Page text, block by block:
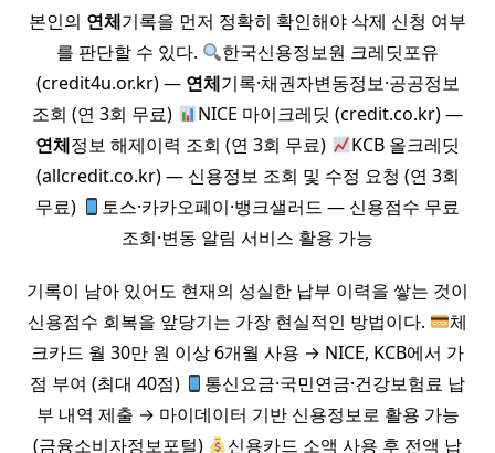
본인의 연체기록을 먼저 정확히 확인해야 삭제 신청 여부
를 판단할 수 있다.
한국신용정보원 크레딧포유
(credit4u.or.kr) — 연체기록·채권자변동정보·공공정보
조회 (연 3회 무료)
NICE 마이크레딧 (credit.co.kr) —
연체정보 해제이력 조회 (연 3회 무료)
KCB 올크레딧
(allcredit.co.kr) — 신용정보 조회 및 수정 요청 (연 3회
무료)
토스·카카오페이·뱅크샐러드 — 신용점수 무료
조회·변동 알림 서비스 활용 가능
기록이 남아 있어도 현재의 성실한 납부 이력을 쌓는 것이
신용점수 회복을 앞당기는 가장 현실적인 방법이다.
체
크카드 월 30만 원 이상 6개월 사용 → NICE, KCB에서 가
점 부여 (최대 40점)
통신요금·국민연금·건강보험료 납
부 내역 제출 → 마이데이터 기반 신용정보로 활용 가능
(금융소비자정보포털)
신용카드 소액 사용 후 전액 납